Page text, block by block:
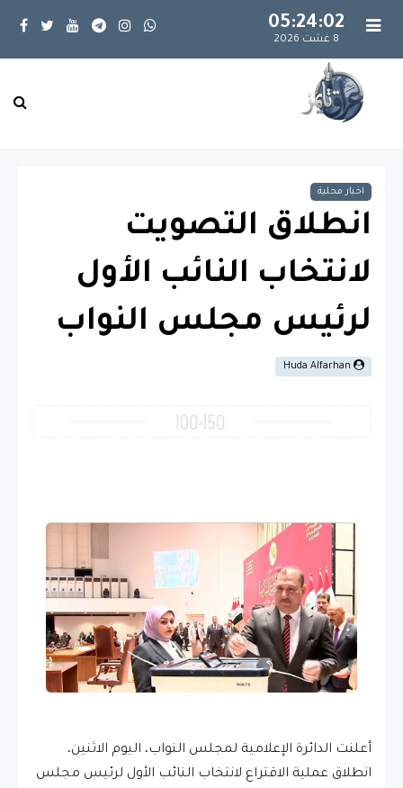
05:24:02
8 غشت 2026
اخبار محلية
انطلاق التصويت
لانتخاب النائب الأول
لرئيس مجلس النواب
Huda Alfarhan
أعلنت الدائرة الإعلامية لمجلس النواب، اليوم الاثنين،
انطلاق عملية الاقتراع لانتخاب النائب الأول لرئيس مجلس